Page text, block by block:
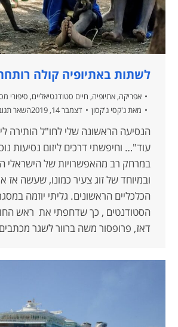
לשתות באתיופיה קולה
אפריקה, אתיופיה, חיים סטודנטיאליים, סיפורי
מאתג'קסי ג'קסון דצמבר 14, 2019 השאר
הנסיעה הראשונה שלי לחו"ל הותירה
עוד"… וחיפשתי דרכים ליזום נסיעות
במרחק רב מהאפשרויות של הישראלי
ובמיוחד של זוג צעיר כמונו, שעשה אז
הכלכליים הראשונים. גליתי יוזמה
הסטודנטים , כך שדחפתי את ראש
דאז, פרופסור משה ברוור לשגר